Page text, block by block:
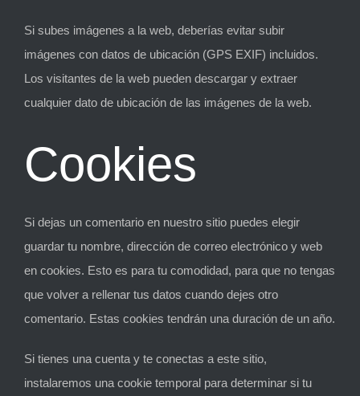
Si subes imágenes a la web, deberías evitar subir
imágenes con datos de ubicación (GPS EXIF) incluidos.
Los visitantes de la web pueden descargar y extraer
cualquier dato de ubicación de las imágenes de la web.
Cookies
Si dejas un comentario en nuestro sitio puedes elegir
guardar tu nombre, dirección de correo electrónico y web
en cookies. Esto es para tu comodidad, para que no tengas
que volver a rellenar tus datos cuando dejes otro
comentario. Estas cookies tendrán una duración de un año.
Si tienes una cuenta y te conectas a este sitio,
instalaremos una cookie temporal para determinar si tu